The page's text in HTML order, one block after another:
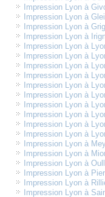
Impression Lyon à
Impression Lyon à
Impression Lyon à
Impression Lyon à
Impression Lyon à
Impression Lyon à
Impression Lyon à
Impression Lyon à
Impression Lyon à
Impression Lyon à
Impression Lyon à
Impression Lyon à
Impression Lyon à
Impression Lyon à
Impression Lyon à
Impression Lyon à
Impression Lyon à
Impression Lyon à
Impression Lyon à
Impression Lyon à